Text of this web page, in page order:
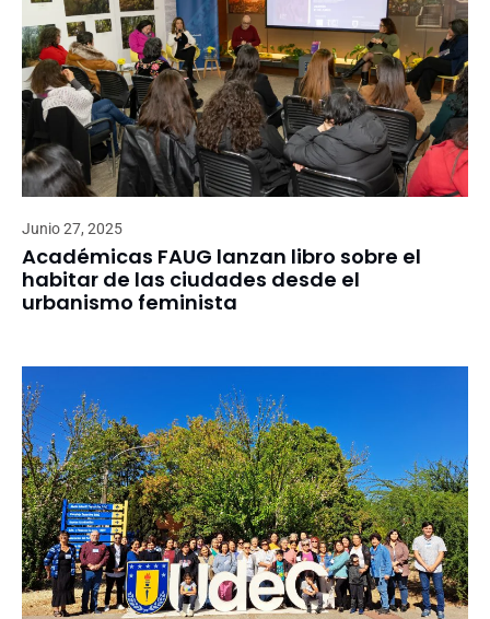
Junio 27, 2025
Académicas FAUG lanzan libro sobre el
habitar de las ciudades desde el
urbanismo feminista